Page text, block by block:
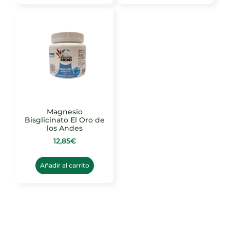
Magnesio
Bisglicinato El Oro de
los Andes
12,85€
Añadir al carrito